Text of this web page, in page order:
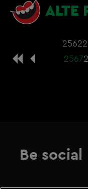
ALTE
2562
2567
Be social